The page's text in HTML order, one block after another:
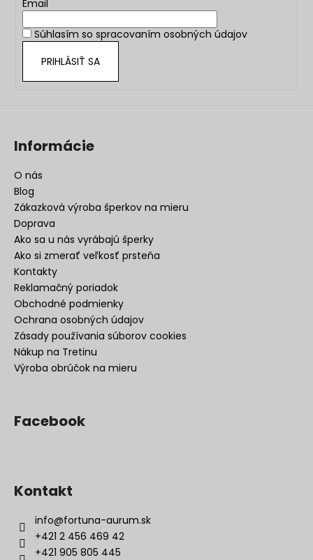
Email
Súhlasím so spracovaním osobných údajov
PRIHLÁSIŤ SA
Informácie
O nás
Blog
Zákazková výroba šperkov na mieru
Doprava
Ako sa u nás vyrábajú šperky
Ako si zmerať veľkosť prsteňa
Kontakty
Reklamačný poriadok
Obchodné podmienky
Ochrana osobných údajov
Zásady používania súborov cookies
Nákup na Tretinu
Výroba obrúčok na mieru
Facebook
Kontakt
info@fortuna-aurum.sk
+421 2 456 469 42
+421 905 805 445